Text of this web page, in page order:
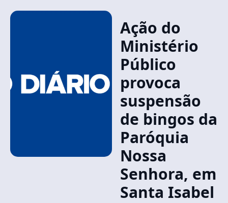
Ação do
Ministério
Público
provoca
suspensão
de bingos da
Paróquia
Nossa
Senhora, em
Santa Isabel